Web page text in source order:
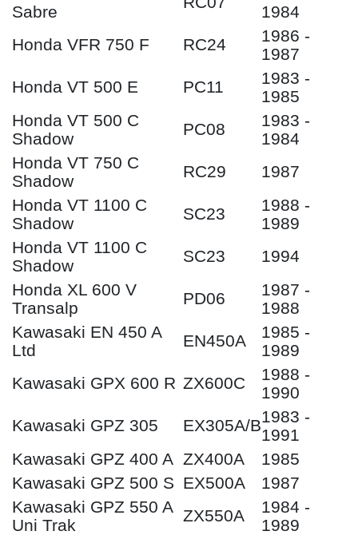
Sabre
1984
Honda VFR 750 F
RC24
1986 -
1987
Honda VT 500 E
PC11
1983 -
1985
Honda VT 500 C
Shadow
PC08
1983 -
1984
Honda VT 750 C
Shadow
RC29
1987
Honda VT 1100 C
Shadow
SC23
1988 -
1989
Honda VT 1100 C
Shadow
SC23
1994
Honda XL 600 V
Transalp
PD06
1987 -
1988
Kawasaki EN 450 A
Ltd
EN450A
1985 -
1989
Kawasaki GPX 600 R ZX600C
1988 -
1990
Kawasaki GPZ 305
EX305A/B1983 -
1991
Kawasaki GPZ 400 A ZX400A
1985
Kawasaki GPZ 500 S EX500A
1987
Kawasaki GPZ 550 A
Uni Trak
ZX550A
1984 -
1989